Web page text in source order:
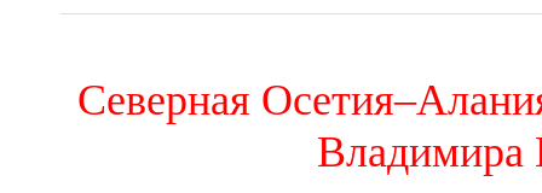
Северная
Владимира